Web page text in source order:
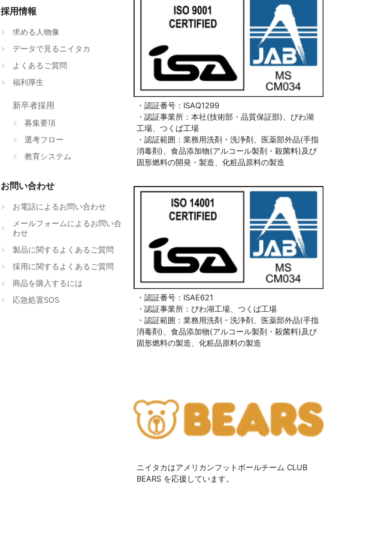
採用情報
求める人物像
データで見るニイタカ
よくあるご質問
福利厚生
新卒者採用
募集要項
選考フロー
教育システム
お問い合わせ
お電話によるお問い合わせ
メールフォームによるお問い合
わせ
製品に関するよくあるご質問
採用に関するよくあるご質問
商品を購入するには
応急処置SOS
・認証番号：ISAQ1299
・認証事業所：本社(技術部・品質保証部)、びわ湖
工場、つくば工場
・認証範囲：業務用洗剤・洗浄剤、医薬部外品(手指
消毒剤)、食品添加物(アルコール製剤・殺菌料)及び
固形燃料の開発・製造、化粧品原料の製造
・認証番号：ISAE621
・認証事業所：びわ湖工場、つくば工場
・認証範囲：業務用洗剤・洗浄剤、医薬部外品(手指
消毒剤)、食品添加物(アルコール製剤・殺菌料)及び
固形燃料の製造、化粧品原料の製造
ニイタカはアメリカンフットボールチーム CLUB
BEARS を応援しています。